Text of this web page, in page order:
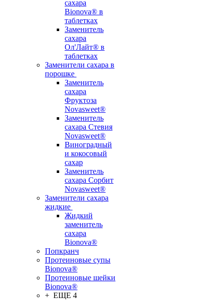
сахара
Bionova® в
таблетках
Заменитель
сахара
Ол'Лайт® в
таблетках
Заменители сахара в
порошке
Заменитель
сахара
Фруктоза
Novasweet®
Заменитель
сахара Стевия
Novasweet®
Виноградный
и кокосовый
сахар
Заменитель
сахара Сорбит
Novasweet®
Заменители сахара
жидкие
Жидкий
заменитель
сахара
Bionova®
Попкранч
Протеиновые супы
Bionova®
Протеиновые шейки
Bionova®
+ ЕЩЕ 4